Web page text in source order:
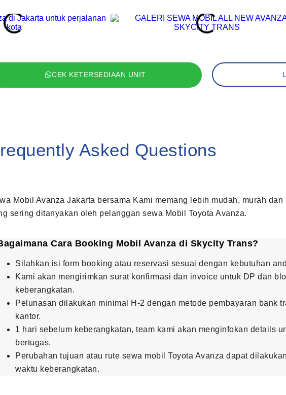
CEK KETERSEDIAAN UNIT
Asked Questions
Mobil Avanza Jakarta bersama Kami memang lebih mudah, murah
sering ditanyakan oleh pelanggan sewa Mobil Toyota Avanza.
Cara Booking Mobil Avanza di Skycity Trans?
Silahkan isi form booking atau reservasi sesuai dengan kebutuhan
Kami akan mengirimkan surat konfirmasi dan invoice untuk DP dan
keberangkatan.
Pelunasan dilakukan minimal H-2 dengan metode pembayaran bank
kantor.
1 hari sebelum keberangkatan, team kami akan menginfokan details
bertugas.
Perubahan tujuan atau rute sewa mobil Toyota Avanza dapat
waktu keberangkatan.